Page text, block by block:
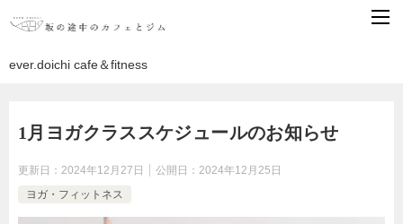
ever.doichi cafe＆fitness
1月ヨガクラススケジュールのお知らせ
更新日： 2024年12月27日 公開日： 2024年12月25日
ヨガ・フィットネス